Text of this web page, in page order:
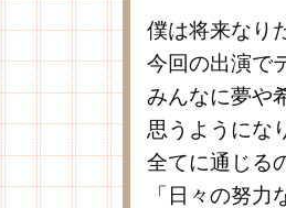
僕は将来なり
今回の出演で
みんなに夢や
思うようにな
全てに通じる
「日々の努